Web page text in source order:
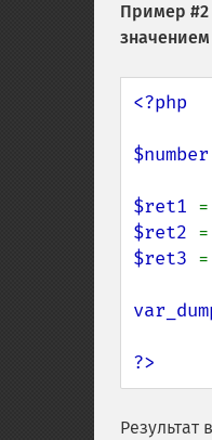
Пример #2
<?php
$number
$ret1 =
$ret2 =
$ret3 =
?>